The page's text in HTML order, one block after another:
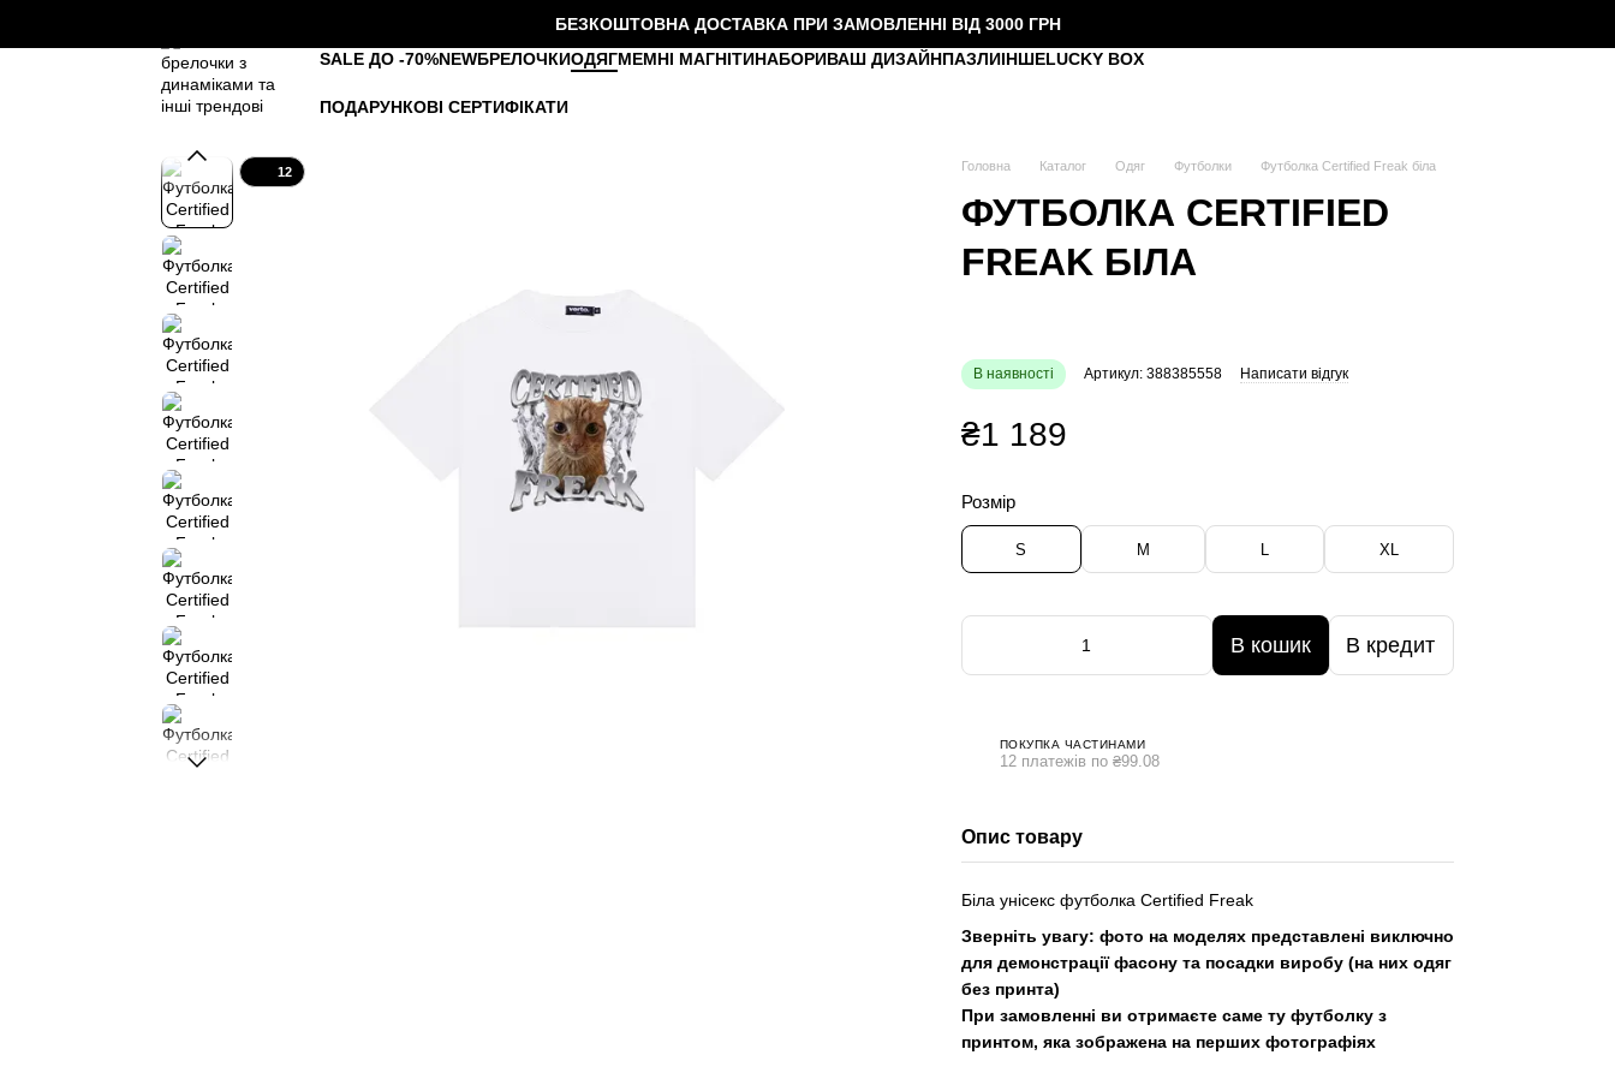
БЕЗКОШТОВНА ДОСТАВКА ПРИ ЗАМОВЛЕННІ ВІД 3000 ГРН
SALE ДО -70%NEWБРЕЛОЧКИОДЯГМЕМНІ МАГНІТИНАБОРИВАШ ДИЗАЙНПАЗЛИІНШЕLUCKY BOX
ПОДАРУНКОВІ СЕРТИФІКАТИ
12 Головна Каталог Одяг Футболки Футболка Certified Freak біла
ФУТБОЛКА CERTIFIED
FREAK БІЛА
В наявності Артикул: 388385558 Написати відгук
₴1 189
Розмір
S M L XL
В кошик В кредит
ПОКУПКА ЧАСТИНАМИ
12 платежів по ₴99.08
Опис товару
Біла унісекс футболка Certified Freak
Зверніть увагу: фото на моделях представлені виключно
для демонстрації фасону та посадки виробу (на них одяг
без принта)
При замовленні ви отримаєте саме ту футболку з
принтом, яка зображена на перших фотографіях